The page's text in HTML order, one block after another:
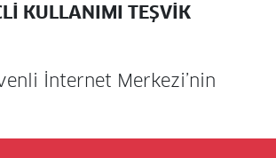
KULLANIMI TEŞVİK
İnternet Merkezi’nin